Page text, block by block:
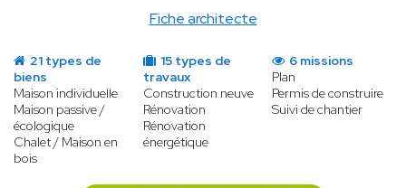
Fiche architecte
21 types de
biens
Maison individuelle
Maison passive /
écologique
Chalet / Maison en
bois
15 types de
travaux
Construction neuve
Rénovation
Rénovation
énergétique
6 missions
Plan
Permis de construire
Suivi de chantier